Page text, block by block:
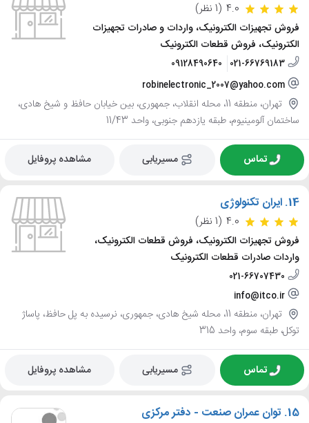
4.0 (1 نظر)
فروش تجهیزات الکترونیک، واردات و صادرات تجهیزات
الکترونیک، فروش قطعات الکترونیک
021-66769183
09128490640
robinelectronic_2007@yahoo.com
تهران، منطقه 11، محله انقلاب، جمهوری، بین خیابان حافظ و شیخ هادی،
ساختمان آلومینیوم، طبقه یازدهم جنوبی، واحد 11/43
تماس مسیریابی مشاهده پروفایل
14. ایران تکنولوژی
4.0 (1 نظر)
فروش تجهیزات الکترونیک، فروش قطعات الکترونیک،
واردات صادرات قطعات الکترونیک
021-66707430
info@itco.ir
تهران، منطقه 11، محله شیخ هادی، جمهوری، نرسیده به پل حافظ، پاساژ
توکل، طبقه سوم، واحد 315
تماس مسیریابی مشاهده پروفایل
15. توان عمران صنعت - دفتر مرکزی